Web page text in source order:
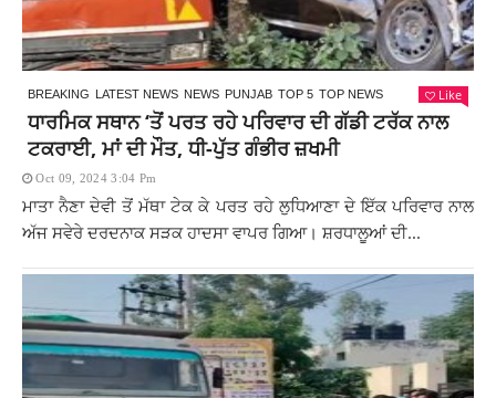
BREAKING LATEST NEWS NEWS PUNJAB TOP 5 TOP NEWS Like
ਧਾਰਮਿਕ ਸਥਾਨ ‘ਤੋਂ ਪਰਤ ਰਹੇ ਪਰਿਵਾਰ ਦੀ ਗੱਡੀ ਟਰੱਕ ਨਾਲ
ਟਕਰਾਈ, ਮਾਂ ਦੀ ਮੌਤ, ਧੀ-ਪੁੱਤ ਗੰਭੀਰ ਜ਼ਖਮੀ
Oct 09, 2024 3:04 Pm
ਮਾਤਾ ਨੈਣਾ ਦੇਵੀ ਤੋਂ ਮੱਥਾ ਟੇਕ ਕੇ ਪਰਤ ਰਹੇ ਲੁਧਿਆਣਾ ਦੇ ਇੱਕ ਪਰਿਵਾਰ ਨਾਲ
ਅੱਜ ਸਵੇਰੇ ਦਰਦਨਾਕ ਸੜਕ ਹਾਦਸਾ ਵਾਪਰ ਗਿਆ। ਸ਼ਰਧਾਲੂਆਂ ਦੀ...